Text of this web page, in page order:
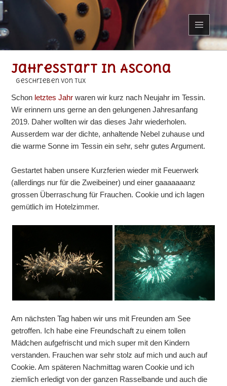
MENÜ
UND
WIDGETS
Jahresstart in Ascona
geschrieben von Tux
Schon letztes Jahr waren wir kurz nach Neujahr im Tessin.
Wir erinnern uns gerne an den gelungenen Jahresanfang
2019. Daher wollten wir das dieses Jahr wiederholen.
Ausserdem war der dichte, anhaltende Nebel zuhause und
die warme Sonne im Tessin ein sehr, sehr gutes Argument.
Gestartet haben unsere Kurzferien wieder mit Feuerwerk
(allerdings nur für die Zweibeiner) und einer gaaaaaaanz
grossen Überraschung für Frauchen. Cookie und ich lagen
gemütlich im Hotelzimmer.
Am nächsten Tag haben wir uns mit Freunden am See
getroffen. Ich habe eine Freundschaft zu einem tollen
Mädchen aufgefrischt und mich super mit den Kindern
verstanden. Frauchen war sehr stolz auf mich und auch auf
Cookie. Am späteren Nachmittag waren Cookie und ich
ziemlich erledigt von der ganzen Rasselbande und auch die